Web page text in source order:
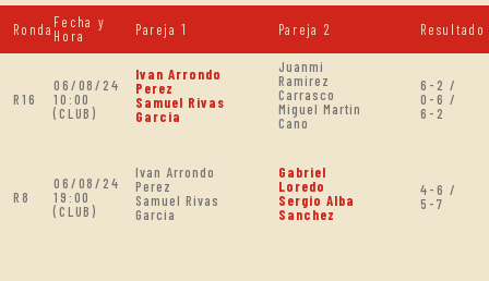
Ronda Fecha y
Hora
Pareja 1 Pareja 2 Resultado
R16
06/08/24
10:00
(CLUB)
Ivan Arrondo
Perez
Samuel Rivas
Garcia
Juanmi
Ramirez
Carrasco
Miguel Martin
Cano
6-2 /
0-6 /
6-2
R8
06/08/24
19:00
(CLUB)
Ivan Arrondo
Perez
Samuel Rivas
Garcia
Gabriel
Loredo
Sergio Alba
Sanchez
4-6 /
5-7